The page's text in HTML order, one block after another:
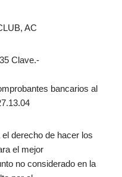
AC
Clave.-
bancarios al
derecho de hacer los
el mejor
no considerado en la